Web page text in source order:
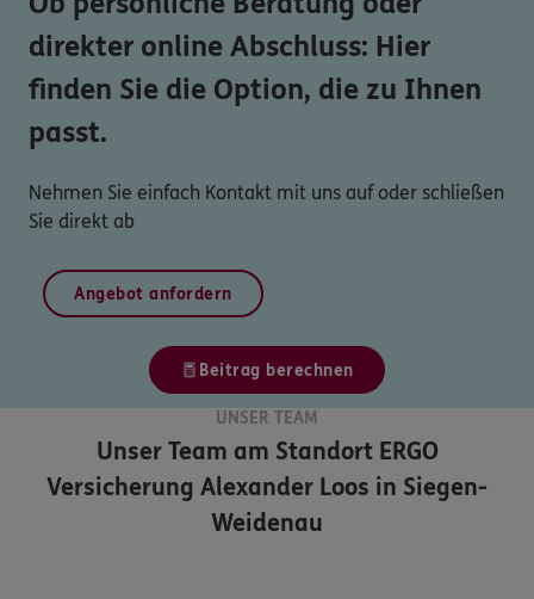
direkter online Abschluss: Hier
finden Sie die Option, die zu Ihnen
passt.
Nehmen Sie einfach Kontakt mit uns auf oder schließen
Sie direkt ab
Angebot anfordern
Beitrag berechnen
UNSER TEAM
Unser Team am StandortERGO
Versicherung Alexander Loos in Siegen-
Weidenau